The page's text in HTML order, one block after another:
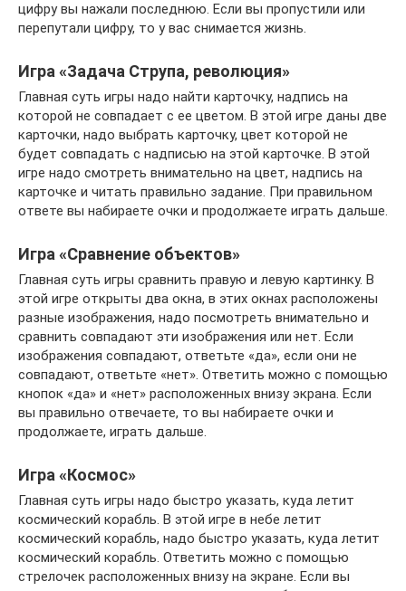
цифру вы нажали последнюю. Если вы пропустили или
перепутали цифру, то у вас снимается жизнь.
Игра «Задача Струпа, революция»
Главная суть игры надо найти карточку, надпись на
которой не совпадает с ее цветом. В этой игре даны две
карточки, надо выбрать карточку, цвет которой не
будет совпадать с надписью на этой карточке. В этой
игре надо смотреть внимательно на цвет, надпись на
карточке и читать правильно задание. При правильном
ответе вы набираете очки и продолжаете играть дальше.
Игра «Сравнение объектов»
Главная суть игры сравнить правую и левую картинку. В
этой игре открыты два окна, в этих окнах расположены
разные изображения, надо посмотреть внимательно и
сравнить совпадают эти изображения или нет. Если
изображения совпадают, ответьте «да», если они не
совпадают, ответьте «нет». Ответить можно с помощью
кнопок «да» и «нет» расположенных внизу экрана. Если
вы правильно отвечаете, то вы набираете очки и
продолжаете, играть дальше.
Игра «Космос»
Главная суть игры надо быстро указать, куда летит
космический корабль. В этой игре в небе летит
космический корабль, надо быстро указать, куда летит
космический корабль. Ответить можно с помощью
стрелочек расположенных внизу на экране. Если вы